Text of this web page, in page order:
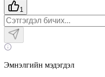
1
Эмнэлгийн мэдэгдэл